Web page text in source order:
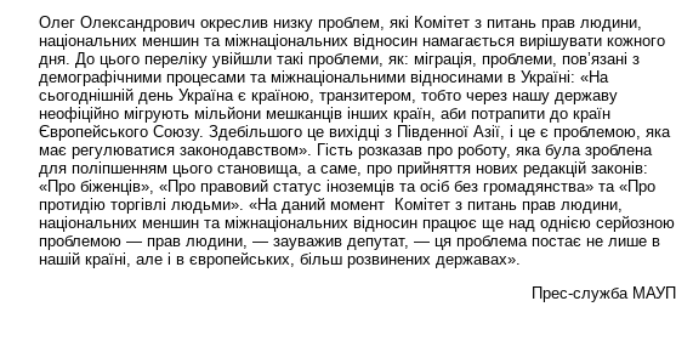
Олег Олександрович окреслив низку проблем, які Комітет з питань прав людини,
національних меншин та міжнаціональних відносин намагається вирішувати кожного
дня. До цього переліку увійшли такі проблеми, як: міграція, проблеми, пов’язані з
демографічними процесами та міжнаціональними відносинами в Україні: «На
сьогоднішній день Україна є країною, транзитером, тобто через нашу державу
неофіційно мігрують мільйони мешканців інших країн, аби потрапити до країн
Європейського Союзу. Здебільшого це вихідці з Південної Азії, і це є проблемою, яка
має регулюватися законодавством». Гість розказав про роботу, яка була зроблена
для поліпшенням цього становища, а саме, про прийняття нових редакцій законів:
«Про біженців», «Про правовий статус іноземців та осіб без громадянства» та «Про
протидію торгівлі людьми». «На даний момент Комітет з питань прав людини,
національних меншин та міжна­ціо­нальних відносин працює ще над однією серйозною
проблемою — прав людини, — зауважив депутат, — ця проблема постає не лише в
нашій країні, але і в європейських, більш розвинених державах».
Прес-служба МАУП